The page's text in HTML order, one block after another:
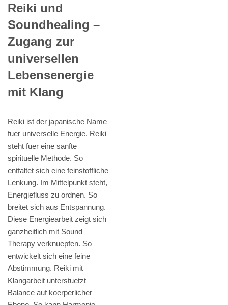
Reiki und
Soundhealing –
Zugang zur
universellen
Lebensenergie
mit Klang
Reiki ist der japanische Name
fuer universelle Energie. Reiki
steht fuer eine sanfte
spirituelle Methode. So
entfaltet sich eine feinstoffliche
Lenkung. Im Mittelpunkt steht,
Energiefluss zu ordnen. So
breitet sich aus Entspannung.
Diese Energiearbeit zeigt sich
ganzheitlich mit Sound
Therapy verknuepfen. So
entwickelt sich eine feine
Abstimmung. Reiki mit
Klangarbeit unterstuetzt
Balance auf koerperlicher